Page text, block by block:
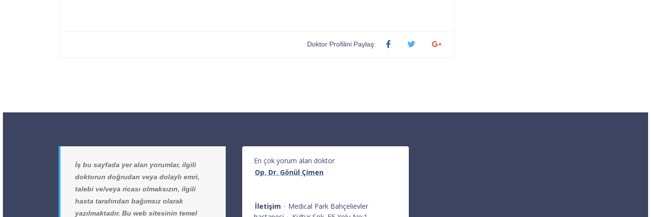
Doktor Profilini Paylaş:
İş bu sayfada yer alan yorumlar, ilgili
doktorun doğrudan veya dolaylı emri,
talebi ve/veya ricası olmaksızın, ilgili
hasta tarafından bağımsız olarak
yazılmaktadır. Bu web sitesinin temel
En çok yorum alan doktor
Op. Dr. Gönül Çimen
İletişim · Medical Park Bahçelievler